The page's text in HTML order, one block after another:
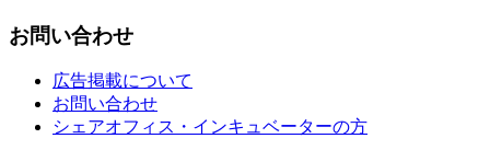
お問い合わせ
広告掲載について
お問い合わせ
シェアオフィス・インキュベーターの方